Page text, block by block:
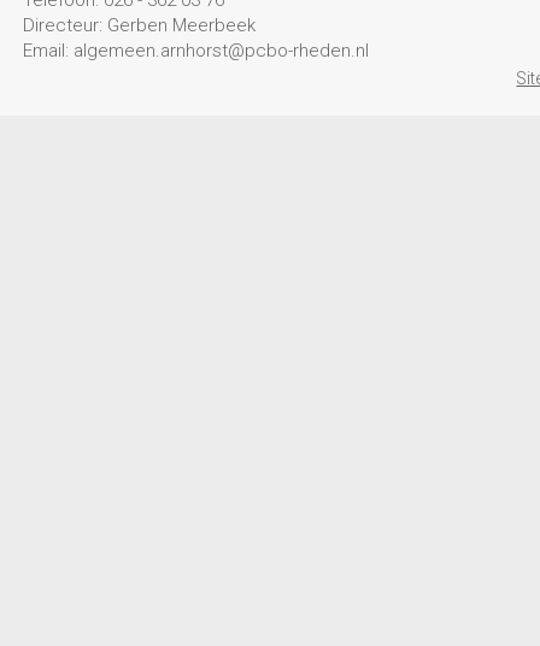
Directeur: Gerben Meerbeek
Email: algemeen.arnhorst@pcbo-rheden.nl